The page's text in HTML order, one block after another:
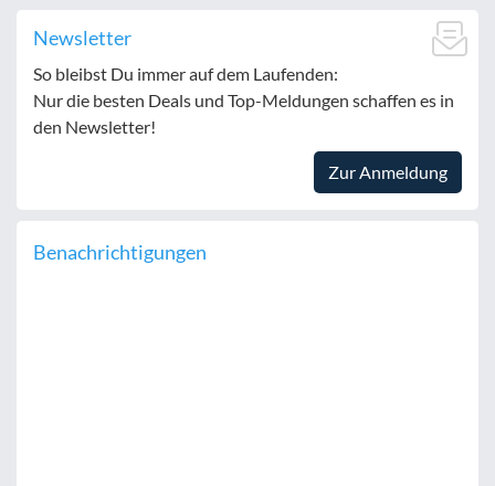
Newsletter
So bleibst Du immer auf dem Laufenden:
Nur die besten Deals und Top-Meldungen schaffen es in
den Newsletter!
Zur Anmeldung
Benachrichtigungen